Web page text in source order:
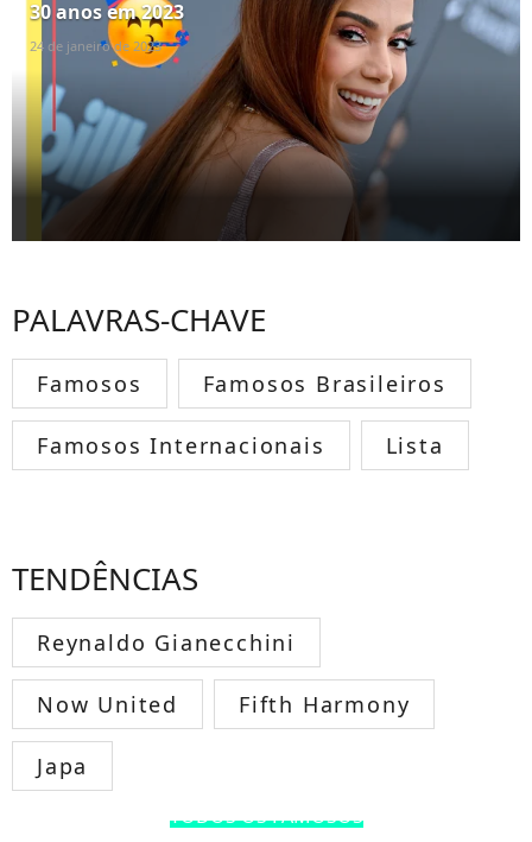
30 anos em 2023
24 de janeiro de 2023
PALAVRAS-CHAVE
Famosos Famosos Brasileiros
Famosos Internacionais Lista
TENDÊNCIAS
Reynaldo Gianecchini
Now United Fifth Harmony
Japa
TODOS OS FAMOSOS